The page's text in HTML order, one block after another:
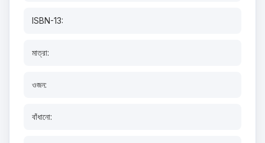
ISBN-13:
মাত্রা:
ওজন:
বাঁধানো: